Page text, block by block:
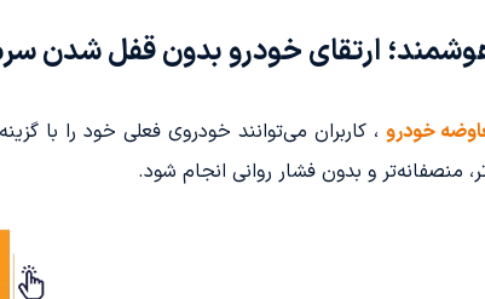
ارتقای خودرو بدون قفل شدن
خودرو ، کاربران می‌توانند خودروی فعلی خود را با
منصفانه‌تر و بدون فشار روانی انجام شود.